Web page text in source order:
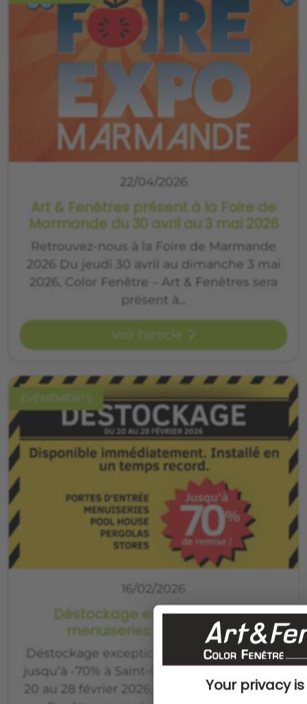
22/04/2026
Art & Fenêtres présent à la Foire de
Marmande du 30 avril au 3 mai 2026
Retrouvez-nous à la Foire de Marmande
2026 Du jeudi 30 avril au dimanche 3 mai
2026, Color Fenêtre – Art & Fenêtres sera
présent à…
Voir l'article
16/02/2026
Déstockage exceptionnel de
menuiseries jusqu’à -70%
Déstockage exceptionnel de menuiseries
jusqu’à -70% à Saint-Quentin-de-Baron Du
20 au 28 février 2026, Color Fenêtre – Art &
ÉVÈNEMENTS
Your privacy